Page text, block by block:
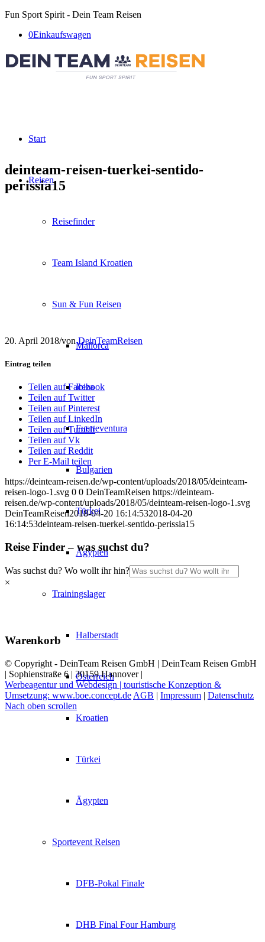
Fun Sport Spirit - Dein Team Reisen
0Einkaufswagen
Start
Reisen
Reisefinder
Team Island Kroatien
Sun & Fun Reisen
Mallorca
Ibiza
Fuerteventura
Bulgarien
Türkei
Ägypten
Trainingslager
Halberstadt
Österreich
Kroatien
Türkei
Ägypten
Sportevent Reisen
DFB-Pokal Finale
DHB Final Four Hamburg
deinteam-reisen-tuerkei-sentido-
perissia15
20. April 2018/vonDeinTeamReisen
Eintrag teilen
Teilen auf Facebook
Teilen auf Twitter
Teilen auf Pinterest
Teilen auf LinkedIn
Teilen auf Tumblr
Teilen auf Vk
Teilen auf Reddit
Per E-Mail teilen
https://deinteam-reisen.de/wp-content/uploads/2018/05/deinteam-
reisen-logo-1.svg 0 0 DeinTeamReisen https://deinteam-
reisen.de/wp-content/uploads/2018/05/deinteam-reisen-logo-1.svg
DeinTeamReisen2018-04-20 16:14:532018-04-20
16:14:53deinteam-reisen-tuerkei-sentido-perissia15
Reise Finder – was suchst du?
Was suchst du? Wo wollt ihr hin?
×
Warenkorb
© Copyright - DeinTeam Reisen GmbH | DeinTeam Reisen GmbH
| Sophienstraße 6 | 30159 Hannover |
Werbeagentur und Webdesign | touristische Konzeption &
Umsetzung: www.boe.concept.de AGB | Impressum | Datenschutz
Nach oben scrollen